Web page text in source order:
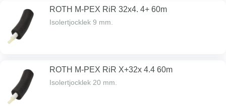
ROTH M-PEX RiR 32x4. 4+ 60m
Isolertjocklek 9 mm.
ROTH M-PEX RiR X+32x 4.4 60m
Isolertjocklek 20 mm.